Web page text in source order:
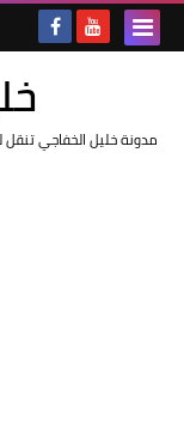
مدونة خليل الخفاجي تنقل